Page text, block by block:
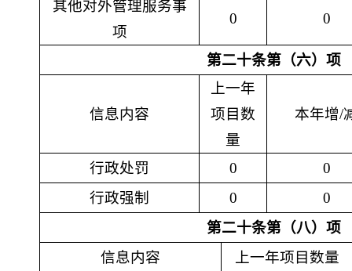
其他对外管理服务事
项
0 0
第二十条第（六）项
信息内容
上一年
项目数
量
本年增/
行政处罚 0
0
行政强制
0
0
第二十条第（八）项
信息内容
上一年项目数量